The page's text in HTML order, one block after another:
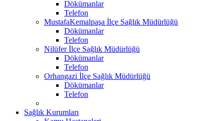
Dökümanlar
Telefon
MustafaKemalpaşa İlçe Sağlık Müdürlüğü
Dökümanlar
Telefon
Nilüfer İlçe Sağlık Müdürlüğü
Dökümanlar
Telefon
Orhangazi İlçe Sağlık Müdürlüğü
Dökümanlar
Telefon
Sağlık Kurumları